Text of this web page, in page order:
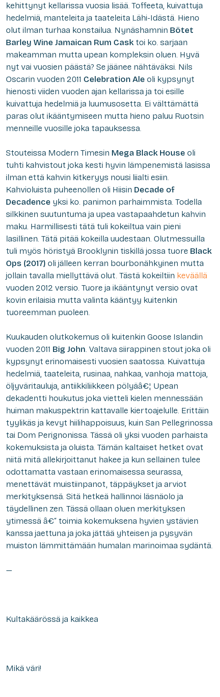
kehittynyt kellarissa vuosia lisää. Toffeeta, kuivattuja
hedelmiä, manteleita ja taateleita Lähi-Idästä. Hieno
olut ilman turhaa konstailua. Nynäshamnin Bötet
Barley Wine Jamaican Rum Cask toi ko. sarjaan
makeamman mutta upean kompleksin oluen. Hyvä
nyt vai vuosien päästä? Se jäänee nähtäväksi. Nils
Oscarin vuoden 2011 Celebration Ale oli kypsynyt
hienosti viiden vuoden ajan kellarissa ja toi esille
kuivattuja hedelmiä ja luumusosetta. Ei välttämättä
paras olut ikääntymiseen mutta hieno paluu Ruotsin
menneille vuosille joka tapauksessa.
Stouteissa Modern Timesin Mega Black House oli
tuhti kahvistout joka kesti hyvin lämpenemistä lasissa
ilman että kahvin kitkeryys nousi liialti esiin.
Kahvioluista puheenollen oli Hiisin Decade of
Decadence yksi ko. panimon parhaimmista. Todella
silkkinen suutuntuma ja upea vastapaahdetun kahvin
maku. Harmillisesti tätä tuli kokeiltua vain pieni
lasillinen. Tätä pitää kokeilla uudestaan. Olutmessuilla
tuli myös höristyä Brooklynin tiskillä jossa tuore Black
Ops (2017) oli jälleen kerran bourbonähkyinen mutta
jollain tavalla miellyttävä olut. Tästä kokeiltiin keväällä
vuoden 2012 versio. Tuore ja ikääntynyt versio ovat
kovin erilaisia mutta valinta kääntyy kuitenkin
tuoreemman puoleen.
Kuukauden olutkokemus oli kuitenkin Goose Islandin
vuoden 2011 Big John. Valtava siirappinen stout joka oli
kypsynyt erinomaisesti vuosien saatossa. Kuivattuja
hedelmiä, taateleita, rusinaa, nahkaa, vanhoja mattoja,
öljyväritauluja, antiikkiliikkeen pölyäâ€¦ Upean
dekadentti houkutus joka vietteli kielen mennessään
huiman makuspektrin kattavalle kiertoajelulle. Erittäin
tyylikäs ja kevyt hiilihappoisuus, kuin San Pellegrinossa
tai Dom Perignonissa. Tässä oli yksi vuoden parhaista
kokemuksista ja oluista. Tämän kaltaiset hetket ovat
niitä mitä allekirjoittanut hakee ja kun sellainen tulee
odottamatta vastaan erinomaisessa seurassa,
menettävät muistiinpanot, täppäykset ja arviot
merkityksensä. Sitä hetkeä hallinnoi läsnäolo ja
täydellinen zen. Tässä ollaan oluen merkityksen
ytimessä â€“ toimia kokemuksena hyvien ystävien
kanssa jaettuna ja joka jättää yhteisen ja pysyvän
muiston lämmittämään humalan marinoimaa sydäntä.
—
Kultakäärössä ja kaikkea
Mikä väri!